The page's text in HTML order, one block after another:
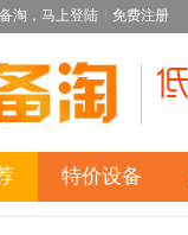
淘， 马上登陆 免费注册
特价设备